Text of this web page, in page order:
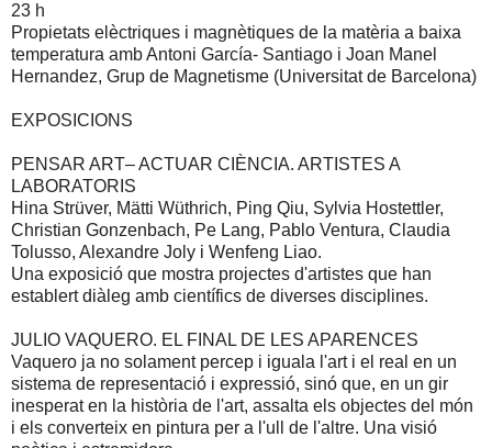
23 h
Propietats elèctriques i magnètiques de la matèria a baixa
temperatura amb Antoni García- Santiago i Joan Manel
Hernandez, Grup de Magnetisme (Universitat de Barcelona)
EXPOSICIONS
PENSAR ART– ACTUAR CIÈNCIA. ARTISTES A
LABORATORIS
Hina Strüver, Mätti Wüthrich, Ping Qiu, Sylvia Hostettler,
Christian Gonzenbach, Pe Lang, Pablo Ventura, Claudia
Tolusso, Alexandre Joly i Wenfeng Liao.
Una exposició que mostra projectes d'artistes que han
establert diàleg amb científics de diverses disciplines.
JULIO VAQUERO. EL FINAL DE LES APARENCES
Vaquero ja no solament percep i iguala l'art i el real en un
sistema de representació i expressió, sinó que, en un gir
inesperat en la història de l'art, assalta els objectes del món
i els converteix en pintura per a l'ull de l'altre. Una visió